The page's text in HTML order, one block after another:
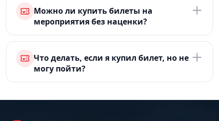
Можно ли купить билеты на
мероприятия без наценки?
Что делать, если я купил билет, но не
могу пойти?